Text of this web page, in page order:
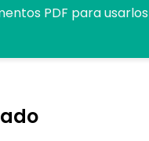
PDF para usarlos